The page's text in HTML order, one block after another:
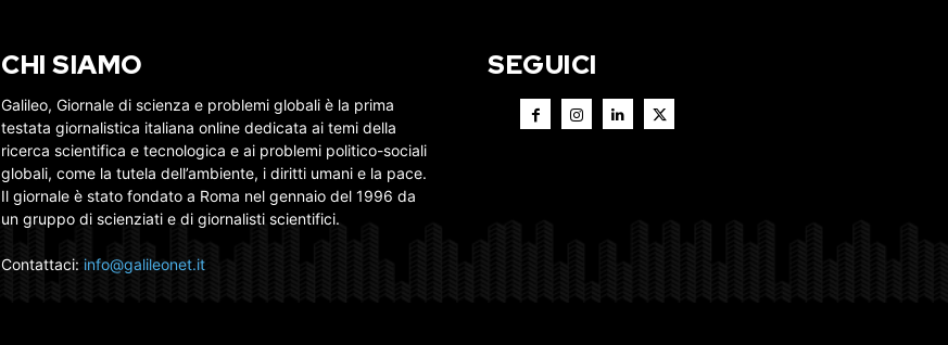
CHI SIAMO
Galileo, Giornale di scienza e problemi globali è la prima
testata giornalistica italiana online dedicata ai temi della
ricerca scientifica e tecnologica e ai problemi politico-sociali
globali, come la tutela dell’ambiente, i diritti umani e la pace.
Il giornale è stato fondato a Roma nel gennaio del 1996 da
un gruppo di scienziati e di giornalisti scientifici.
Contattaci: info@galileonet.it
SEGUICI